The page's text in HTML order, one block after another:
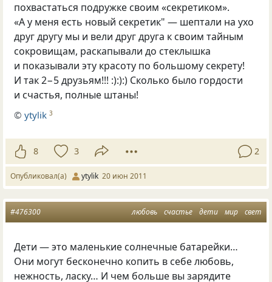
похвастаться подружке своим «секретиком».
«А у меня есть новый секретик" — шептали на ухо
друг другу мы и вели друг друга к своим тайным
сокровищам, раскапывали до стеклышка
и показывали эту красоту по большому секрету!
И так 2−5 друзьям!!! :):):) Сколько было гордости
и счастья, полные штаны!
©ytylik 3
8 3 2
Опубликовал(а) ytylik 20 июн 2011
любовь счастье дети мир свет
#476300
Дети — это маленькие солнечные батарейки…
Они могут бесконечно копить в себе любовь,
нежность, ласку… И чем больше вы зарядите